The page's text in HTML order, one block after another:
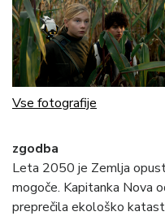
Vse fotografije
zgodba
Leta 2050 je Zemlja
mogoče. Kapitanka Nova
preprečila ekološko